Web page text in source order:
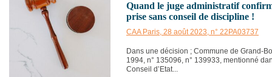
Quand le juge administratif
prise sans conseil de discipline !
CAA Paris, 28 août 2023, n° 22PA03737
Dans une décision ; Commune de Grand-
1994, n° 135096, n° 139933, mentionné
Conseil d’Etat...